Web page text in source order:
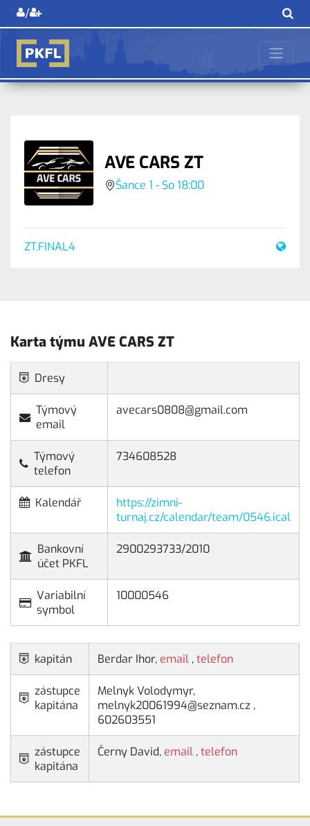
/
AVE CARS ZT
Šance 1 - So 18:00
ZT.FINAL4
Karta týmu AVE CARS ZT
Dresy
Týmový
email
avecars0808@gmail.com
Týmový
telefon
734608528
Kalendář
https://zimni-
turnaj.cz/calendar/team/0546.ical
Bankovní
účet PKFL
2900293733/2010
Variabilní
symbol
10000546
kapitán Berdar Ihor, email ,telefon
zástupce
kapitána
Melnyk Volodymyr,
melnyk20061994@seznam.cz ,
602603551
zástupce
kapitána
Černy David, email ,telefon